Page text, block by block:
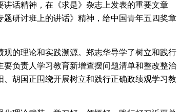
话精神，在《求是》杂志上发表的重要文章
题研讨班上的讲话》精神，给中国青年五四奖章
的理论和实践溯源。郑志华导学了树立和践行
负责人学习教育新增查摆问题清单和整改整治
胡国正围绕开展树立和践行正确政绩观学习教